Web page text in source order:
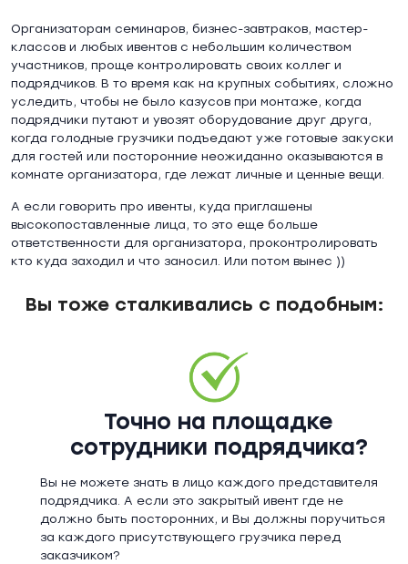
Организаторам семинаров, бизнес-завтраков, мастер-
классов и любых ивентов с небольшим количеством
участников, проще контролировать своих коллег и
подрядчиков. В то время как на крупных событиях, сложно
уследить, чтобы не было казусов при монтаже, когда
подрядчики путают и увозят оборудование друг друга,
когда голодные грузчики подъедают уже готовые закуски
для гостей или посторонние неожиданно оказываются в
комнате организатора, где лежат личные и ценные вещи.
А если говорить про ивенты, куда приглашены
высокопоставленные лица, то это еще больше
ответственности для организатора, проконтролировать
кто куда заходил и что заносил. Или потом вынес ))
Вы тоже сталкивались с подобным:
Точно на площадке
сотрудники подрядчика?
Вы не можете знать в лицо каждого представителя
подрядчика. А если это закрытый ивент где не
должно быть посторонних, и Вы должны поручиться
за каждого присутствующего грузчика перед
заказчиком?